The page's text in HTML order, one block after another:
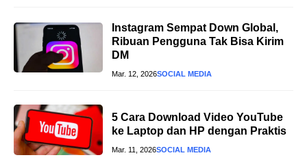
Instagram Sempat Down Global,
Ribuan Pengguna Tak Bisa Kirim
DM
Mar. 12, 2026SOCIAL MEDIA
5 Cara Download Video YouTube
ke Laptop dan HP dengan Praktis
Mar. 11, 2026SOCIAL MEDIA